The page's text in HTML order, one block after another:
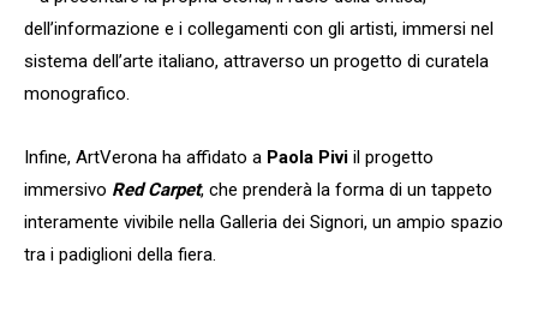
dell’informazione e i collegamenti con gli artisti, immersi nel
sistema dell’arte italiano, attraverso un progetto di curatela
monografico.
Infine, ArtVerona ha affidato a Paola Pivi il progetto
immersivo Red Carpet, che prenderà la forma di un tappeto
interamente vivibile nella Galleria dei Signori, un ampio spazio
tra i padiglioni della fiera.